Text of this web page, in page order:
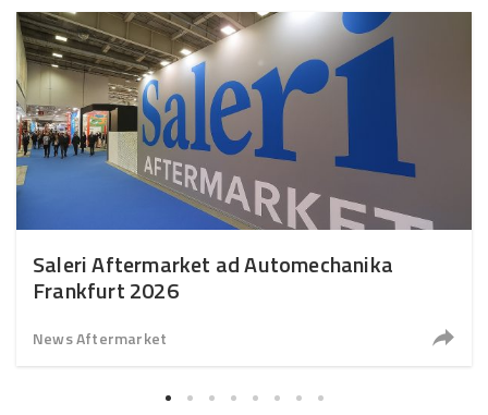
Saleri Aftermarket ad Automechanika
Frankfurt 2026
News Aftermarket